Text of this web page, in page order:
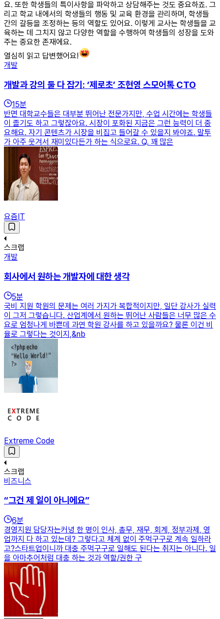
요. 또한 학생들의 특이사항을 파악하고 상담해주는 것도 중요하죠. 그
리고 학교 내에서의 학생들의 행동 및 교육 환경을 관리하며, 학생들
간의 갈등을 조정하는 등의 역할도 있어요. 이렇게 교사는 학생들을 교
육하는 데 그치지 않고 다양한 역할을 수행하여 학생들의 성장을 도와
주는 중요한 존재에요.
열심히 읽고 답변했어요!
개발
개발과 강의 둘 다 잡기: ‘제로초’ 조현영 스모어톡 CTO
15분
반면 대학교수들은 대부분 뛰어난 전문가지만, 수업 시간에는 학생들
이 졸기도 하고 그렇잖아요. 시장이 포화된 지금은 그런 능력이 더 중
요해요. 자기 콘텐츠가 시장을 비집고 들어갈 수 있을지 봐야죠. 말투
가 아주 웃겨서 재미있다든가 하는 식으로요. Q. 꽤 많은
요즘IT
스크랩
개발
회사에서 원하는 개발자에 대한 생각
5분
국비 지원 학원의 문제는 여러 가지가 복합적이지만, 일단 강사가 실력
이 그저 그렇습니다. 산업계에서 원하는 뛰어난 사람들은 너무 많은 수
요로 엄청나게 바쁜데 과연 학원 강사를 하고 있을까요? 물론 이건 비
율로 그렇다는 것이지,&nb
Extreme Code
스크랩
비즈니스
“그건 제 일이 아니에요”
6분
경영지원 담당자는커녕 한 명이 인사, 총무, 재무, 회계, 정부과제, 영
업까지 다 하고 있는데? 그렇다고 체계 없이 주먹구구로 계속 일하라
고?스타트업이니까 대충 주먹구구로 일해도 된다는 취지는 아니다. 일
을 아마추어처럼 대충 하는 것과 역할/권한 구